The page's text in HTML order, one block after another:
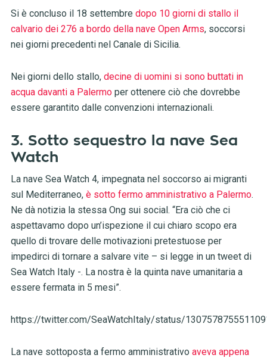
Si è concluso il 18 settembre dopo 10 giorni di stallo il
calvario dei 276 a bordo della nave Open Arms, soccorsi
nei giorni precedenti nel Canale di Sicilia.
Nei giorni dello stallo, decine di uomini si sono buttati in
acqua davanti a Palermoper ottenere ciò che dovrebbe
essere garantito dalle convenzioni internazionali.
3. Sotto sequestro la nave Sea
Watch
La nave Sea Watch 4, impegnata nel soccorso ai migranti
sul Mediterraneo,è sotto fermo amministrativo a Palermo.
Ne dà notizia la stessa Ong sui social. “Era ciò che ci
aspettavamo dopo un’ispezione il cui chiaro scopo era
quello di trovare delle motivazioni pretestuose per
impedirci di tornare a salvare vite – si legge in un tweet di
Sea Watch Italy -. La nostra è la quinta nave umanitaria a
essere fermata in 5 mesi”.
https://twitter.com/SeaWatchItaly/status/
La nave sottoposta a fermo amministrativo aveva appena